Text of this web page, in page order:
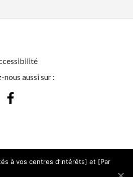
nous aussi sur :
à vos centres d’intérêts] et [Par